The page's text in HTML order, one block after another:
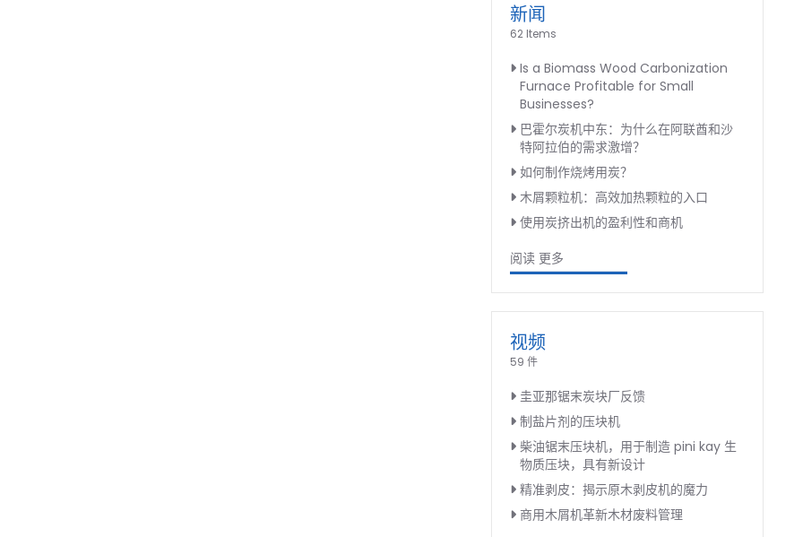
新闻
62 Items
Is a Biomass Wood Carbonization
Furnace Profitable for Small
Businesses?
巴霍尔炭机中东：为什么在阿联酋和沙
特阿拉伯的需求激增？
如何制作烧烤用炭？
木屑颗粒机：高效加热颗粒的入口
使用炭挤出机的盈利性和商机
阅读 更多
视频
59 件
圭亚那锯末炭块厂反馈
制盐片剂的压块机
柴油锯末压块机，用于制造 pini kay 生
物质压块，具有新设计
精准剥皮：揭示原木剥皮机的魔力
商用木屑机革新木材废料管理